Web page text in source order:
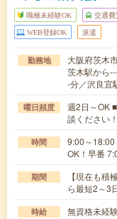
職種未経験OK 交通費
WEB登録OK 派遣
勤務地
大阪府茨木
茨木駅から
-分／沢良宜
曜日頻度
週2日～OK
談ください！
時間
9:00～18:00
OK！早番
期間
【現在も積
ら最短2～3
時給
無資格未経